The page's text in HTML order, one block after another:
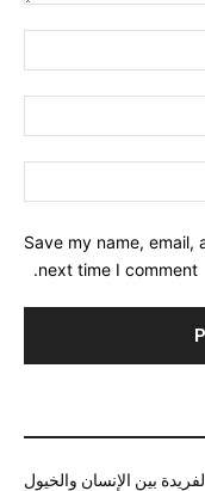
Save my name,
next time I comment.
بين الإنسان والخيول